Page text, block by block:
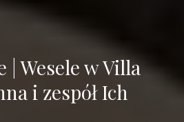
| Wesele w Villa
i zespół Ich